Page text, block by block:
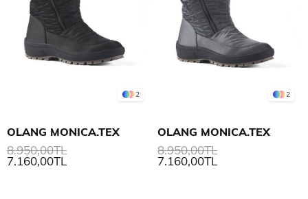
2
OLANG MONICA.TEX
7.160,00TL
8.950,00TL
2
OLANG MONICA.TEX
7.160,00TL
8.950,00TL